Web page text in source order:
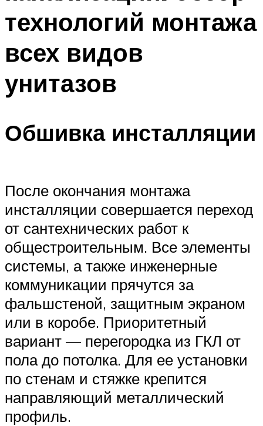
технологий монтажа
всех видов
унитазов
Обшивка инсталляции
После окончания монтажа
инсталляции совершается переход
от сантехнических работ к
общестроительным. Все элементы
системы, а также инженерные
коммуникации прячутся за
фальшстеной, защитным экраном
или в коробе. Приоритетный
вариант — перегородка из ГКЛ от
пола до потолка. Для ее установки
по стенам и стяжке крепится
направляющий металлический
профиль.